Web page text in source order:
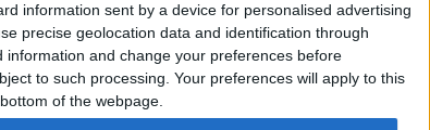
information sent by a device for personalised advertising
precise geolocation data and identification through
information and change your preferences before
to such processing. Your preferences will apply to this
of the webpage.